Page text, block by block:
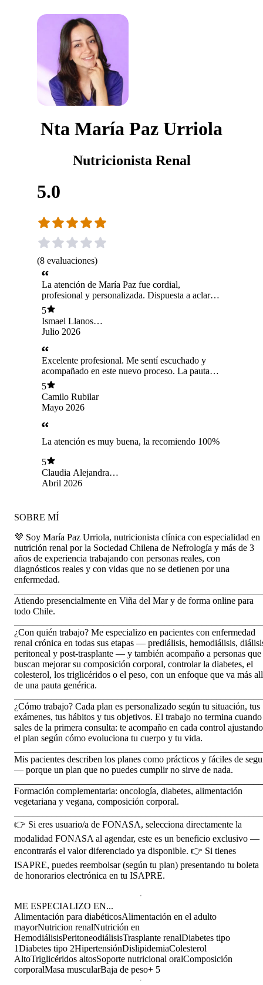
Nta María Paz Urriola
Nutricionista Renal
5.0
(8 evaluaciones)
La atención de María Paz fue cordial,
profesional y personalizada. Dispuesta a aclarar
todas tus dudas. Recomendada
5
Ismael Llanos
Rodríguez
Julio 2026
Excelente profesional. Me sentí escuchado y
acompañado en este nuevo proceso. La pauta
muy amigable y fácil de seguir.
5
Camilo Rubilar
Mayo 2026
La atención es muy buena, la recomiendo 100%
5
Claudia Alejandra
Naipayán Rodríguez
Abril 2026
SOBRE MÍ
💜 Soy María Paz Urriola, nutricionista clínica con especialidad en
nutrición renal por la Sociedad Chilena de Nefrología y más de 3
años de experiencia trabajando con personas reales, con
diagnósticos reales y con vidas que no se detienen por una
enfermedad.
Atiendo presencialmente en Viña del Mar y de forma online para
todo Chile.
¿Con quién trabajo? Me especializo en pacientes con enfermedad
renal crónica en todas sus etapas — prediálisis, hemodiálisis,
peritoneal y post-trasplante — y también acompaño a personas que
buscan mejorar su composición corporal, controlar la diabetes, el
colesterol, los triglicéridos o el peso, con un enfoque que va más
de una pauta genérica.
¿Cómo trabajo? Cada plan es personalizado según tu situación, tus
exámenes, tus hábitos y tus objetivos. El trabajo no termina cuando
sales de la primera consulta: te acompaño en cada control ajustando
el plan según cómo evoluciona tu cuerpo y tu vida.
Mis pacientes describen los planes como prácticos y fáciles de
— porque un plan que no puedes cumplir no sirve de nada.
Formación complementaria: oncología, diabetes, alimentación
vegetariana y vegana, composición corporal.
👉 Si eres usuario/a de FONASA, selecciona directamente la
modalidad FONASA al agendar, este es un beneficio exclusivo —
encontrarás el valor diferenciado ya disponible. 👉 Si tienes
ISAPRE, puedes reembolsar (según tu plan) presentando tu boleta
de honorarios electrónica en tu ISAPRE.
ME ESPECIALIZO EN...
Alimentación para diabéticosAlimentación en el adulto
mayorNutricion renalNutrición en
HemodiálisisPeritoneodiálisisTrasplante renalDiabetes tipo
1Diabetes tipo 2HipertensiónDislipidemiaColesterol
AltoTriglicéridos altosSoporte nutricional oralComposición
corporalMasa muscularBaja de peso+ 5